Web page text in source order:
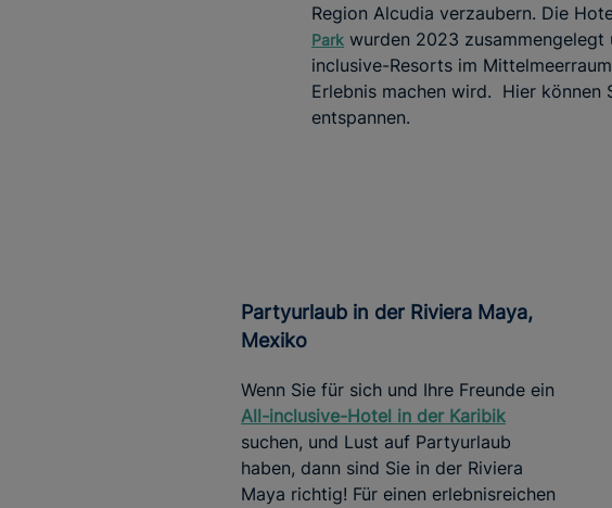
Region Alcudia verzaubern. Die
Park wurden 2023
inclusive-Resorts im
Erlebnis machen wird. Hier können
entspannen.
Partyurlaub in der Riviera Maya,
Mexiko
Wenn Sie für sich und Ihre Freunde ein
All-inclusive-Hotel in der Karibik
suchen, und Lust auf Partyurlaub
haben, dann sind Sie in der Riviera
Maya richtig! Für einen erlebnisreichen